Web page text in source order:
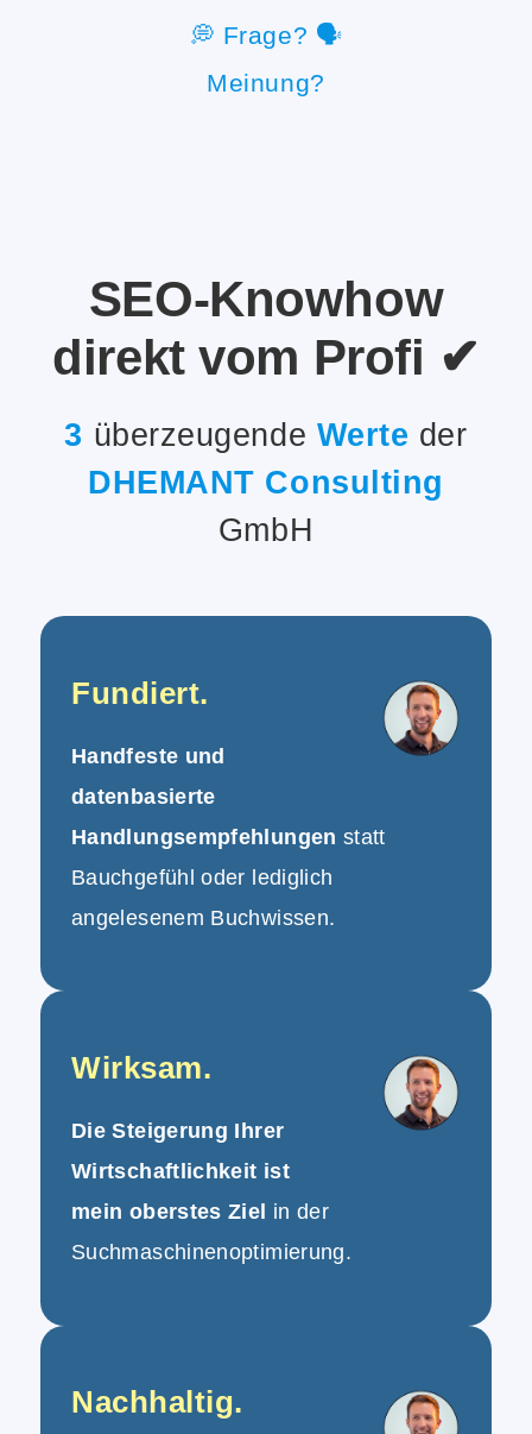
💭 Frage? 🗣️
Meinung?
SEO-Knowhow
direkt vom Profi ✔
3 überzeugende Werte der
DHEMANT Consulting
GmbH
Fundiert.
Handfeste und
datenbasierte
Handlungsempfehlungen statt
Bauchgefühl oder lediglich
angelesenem Buchwissen.
Wirksam.
Die Steigerung Ihrer
Wirtschaftlichkeit ist
mein oberstes Ziel in der
Suchmaschinenoptimierung.
Nachhaltig.